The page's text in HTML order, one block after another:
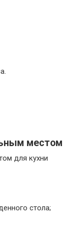
местом
для кухни
стола;